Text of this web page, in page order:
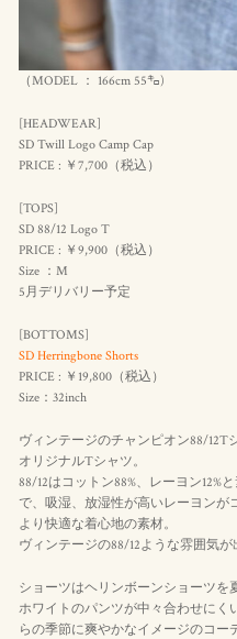
（MODEL ： 166cm 55㌔)
[HEADWEAR]
SD Twill Logo Camp Cap
PRICE : ￥7,700（税込 ）
[TOPS]
SD 88/12 Logo T
PRICE : ￥9,900（税込 ）
Size ：M
5月デリバリー予定
[BOTTOMS]
SD Herringbone Shorts
PRICE : ￥19,800（税込）
Size：32inch
ヴィンテージのチャンピオン88/
オリジナルTシャツ。
88/12はコットン88%、レーヨン12%
で、吸湿、放湿性が高いレーヨンが
より快適な着心地の素材。
ヴィンテージの88/12ような雰囲気が
ショーツはヘリンボーンショーツを
ホワイトのパンツが中々合わせにく
らの季節に爽やかなイメージのコ